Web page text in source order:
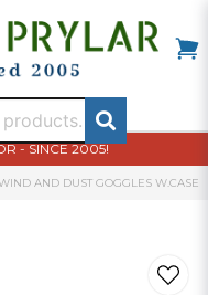
- SINCE 2005!
AND DUST GOGGLES W.CASE